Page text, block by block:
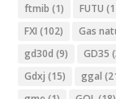
ftmib (1) FUTU
FXI (102) Gas
gd30d (9) GD35
Gdxj (15) ggal